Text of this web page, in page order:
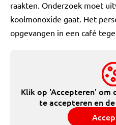
raakten. Onderzoek moet
koolmonoxide gaat. Het
opgevangen in een café
Klik op 'Accepteren' om
te accepteren en